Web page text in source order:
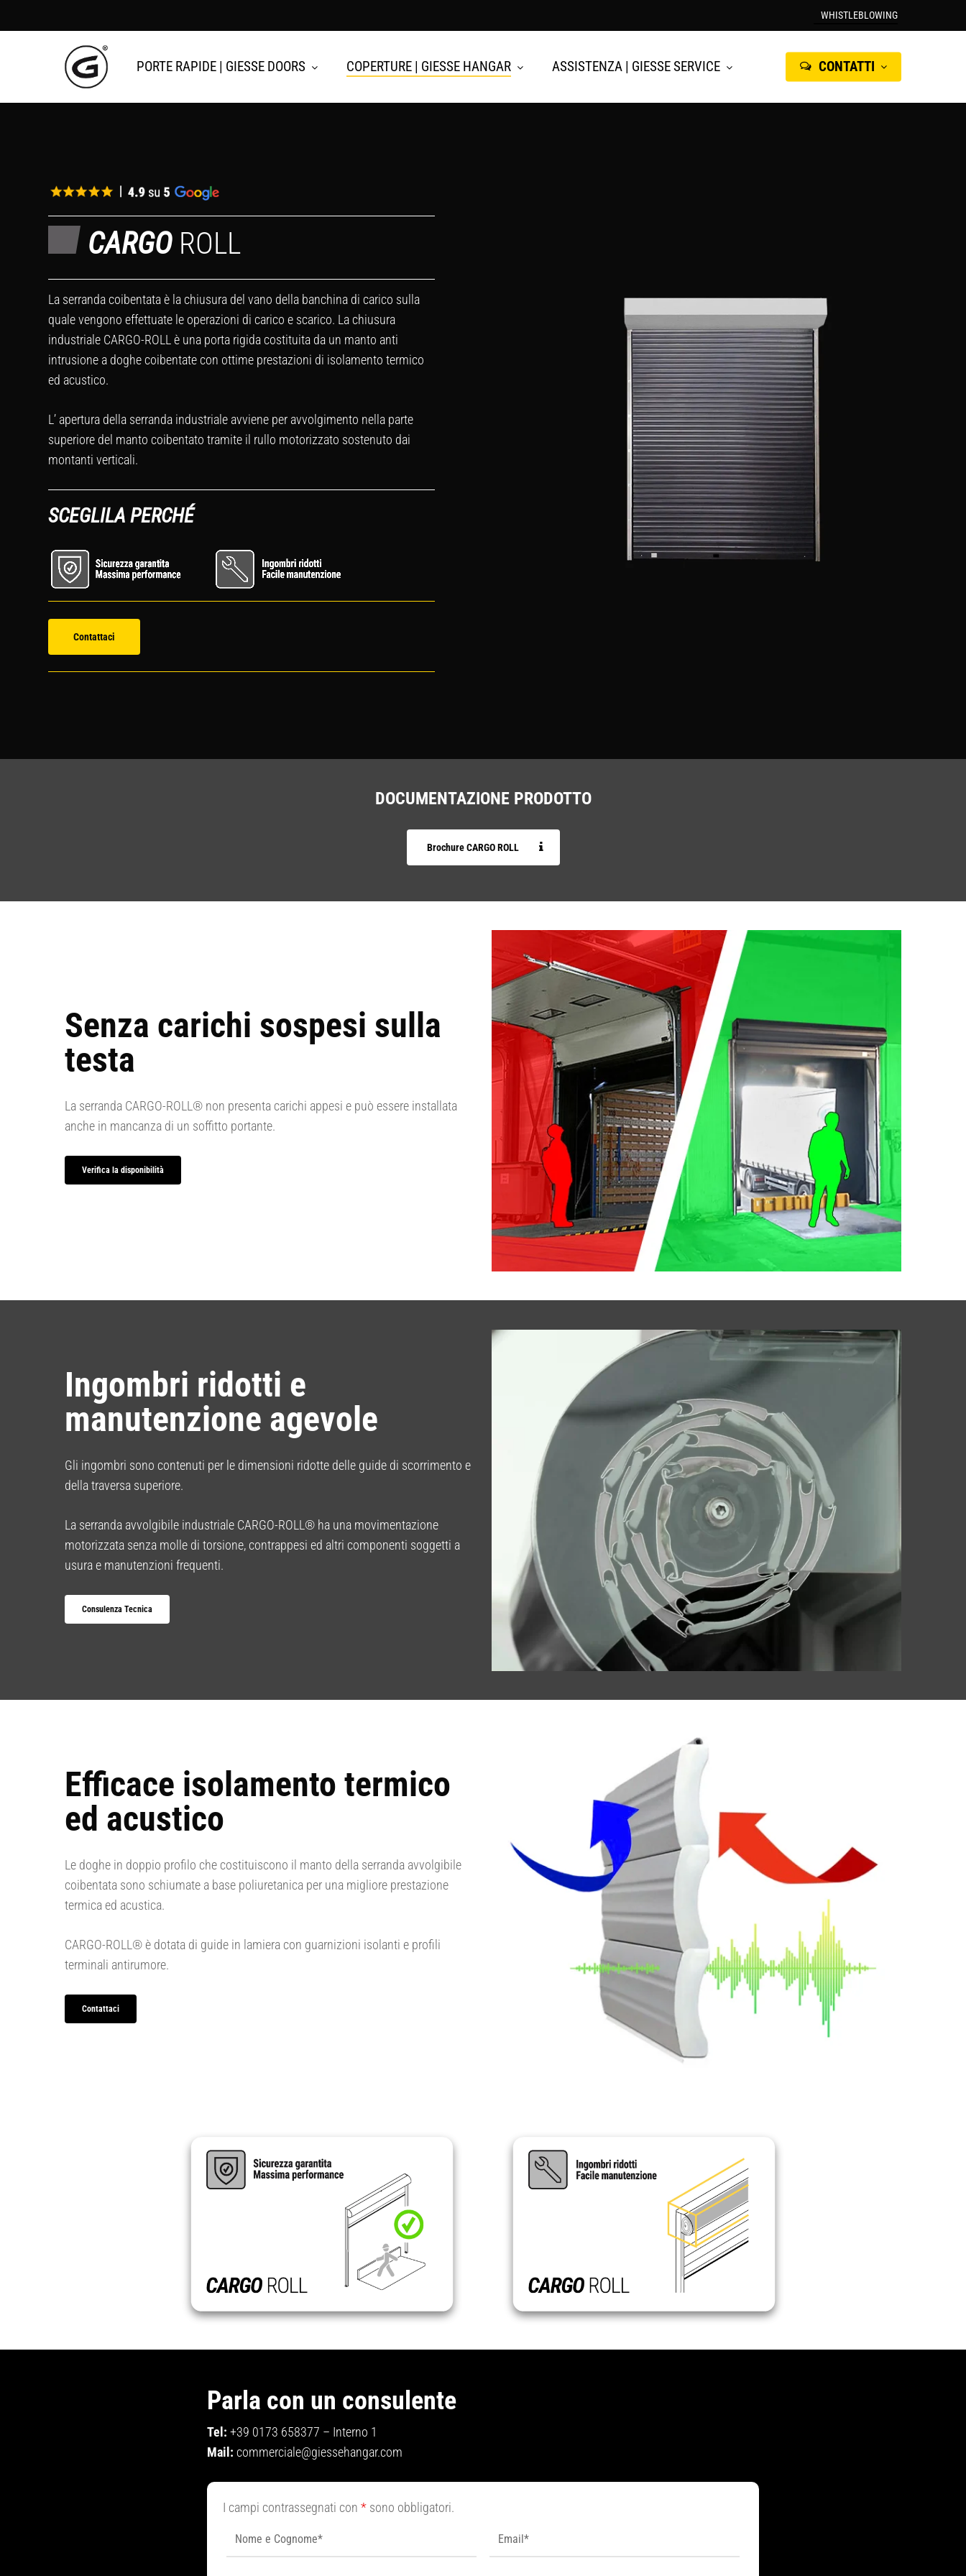
to
WHISTLEBLOWING
PORTE RAPIDE | GIESSE DOORS COPERTURE | GIESSE HANGAR ASSISTENZA | GIESSE SERVICE CONTATTI
CARGO ROLL
La serranda coibentata è la chiusura del vano della banchina di carico sulla
quale vengono effettuate le operazioni di carico e scarico. La chiusura
industriale CARGO-ROLL è una porta rigida costituita da un manto anti
intrusione a doghe coibentate con ottime prestazioni di isolamento termico
ed acustico.
L’ apertura della serranda industriale avviene per avvolgimento nella parte
superiore del manto coibentato tramite il rullo motorizzato sostenuto dai
montanti verticali.
SCEGLILA PERCHÉ
Contattaci
DOCUMENTAZIONE PRODOTTO
Brochure CARGO ROLL
Senza carichi sospesi sulla
testa
La serranda CARGO-ROLL® non presenta carichi appesi e può essere installata
anche in mancanza di un soffitto portante.
Verifica la disponibilità
Ingombri ridotti e
manutenzione agevole
Gli ingombri sono contenuti per le dimensioni ridotte delle guide di scorrimento e
della traversa superiore.
La serranda avvolgibile industriale CARGO-ROLL® ha una movimentazione
motorizzata senza molle di torsione, contrappesi ed altri componenti soggetti a
usura e manutenzioni frequenti.
Consulenza Tecnica
Efficace isolamento termico
ed acustico
Le doghe in doppio profilo che costituiscono il manto della serranda avvolgibile
coibentata sono schiumate a base poliuretanica per una migliore prestazione
termica ed acustica.
CARGO-ROLL® è dotata di guide in lamiera con guarnizioni isolanti e profili
terminali antirumore.
Contattaci
Parla con un consulente
Tel: +39 0173 658377 – Interno 1
Mail: commerciale@giessehangar.com
I campi contrassegnati con* sono obbligatori.